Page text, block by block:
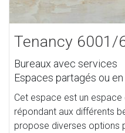
Tenancy 6001/
Bureaux avec services
Espaces partagés ou
Cet espace est un
répondant aux différents
propose diverses options